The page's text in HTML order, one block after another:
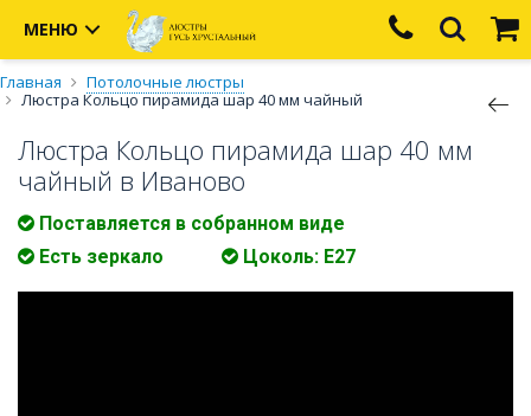
МЕНЮ
Главная
Потолочные люстры
Люстра Кольцо пирамида шар 40 мм чайный
Люстра Кольцо пирамида шар 40 мм
чайный в Иваново
Поставляется в собранном виде
Есть зеркало
Цоколь: Е27